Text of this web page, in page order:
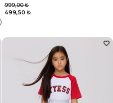
499,50 ₺
999,00 ₺